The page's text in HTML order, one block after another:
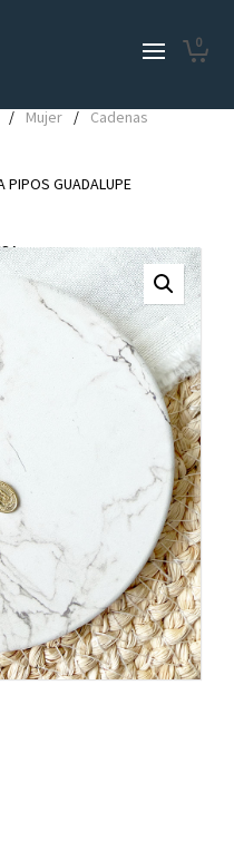
0
/ Mujer / Cadenas
PIPOS GUADALUPE